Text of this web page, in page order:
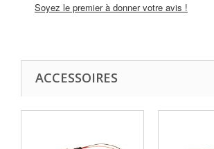
Soyez le premier à donner votre avis !
ACCESSOIRES